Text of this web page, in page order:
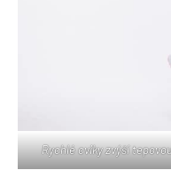
Rychlé cviky zvýší